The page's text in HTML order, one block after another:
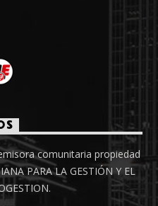
comunitaria propiedad
PARA LA GESTIÓN Y EL